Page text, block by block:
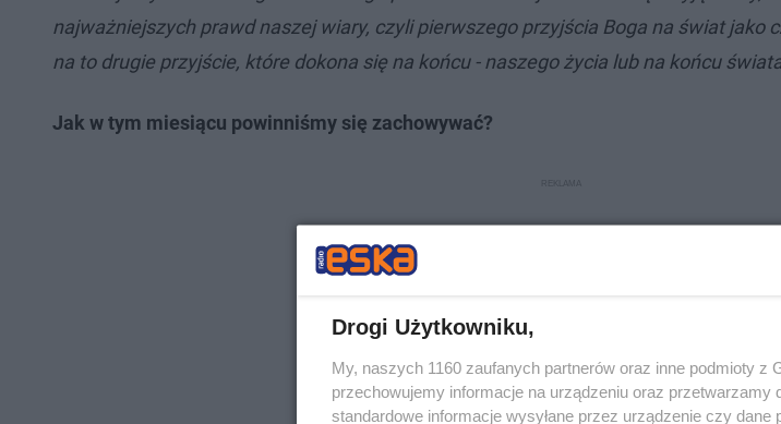
najważniejszych prawd naszej wiary, czyli pierwszego przyjścia Boga na świat jako
na to drugie przyjście, które dokona się na końcu - naszego życia lub na końcu
Jak w tym miesiącu powinniśmy się zachowywać?
Drogi Użytkowniku,
My, naszych 1160 zaufanych partnerów oraz inne podmioty z
przechowujemy informacje na urządzeniu oraz przetwarzamy
standardowe informacje wysyłane przez urządzenie czy dane